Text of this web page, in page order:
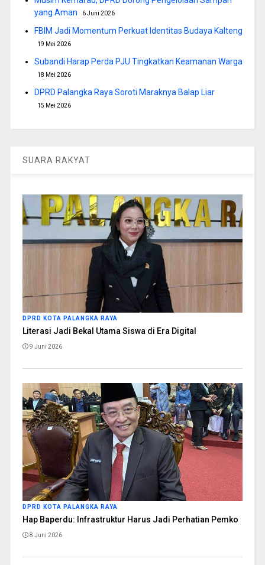
yang Aman
6 Juni 2026
FBIM Jadi Momentum Perkuat Identitas Budaya Kalteng
19 Mei 2026
Subandi Harap Perda PJU Tingkatkan Keamanan Warga
18 Mei 2026
DPRD Palangka Raya Soroti Maraknya Balap Liar
15 Mei 2026
SUARA RAKYAT
DPRD KOTA PALANGKA RAYA
Literasi Jadi Bekal Utama Siswa di Era Digital
9 Juni 2026
DPRD KOTA PALANGKA RAYA
Hap Baperdu: Infrastruktur Harus Jadi Perhatian Pemko
8 Juni 2026